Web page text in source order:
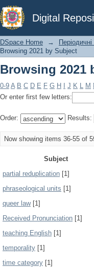
Digital
Browsing 2021
DSpace Home →
Browsing 2021 by Subject
Browsing 2021
0-9 A B C D E F G H J K L M
Or enter first few letters:
Order: Results:
Now showing items 36-55 of
Subject
partial reduplication [1]
phraseological units [1]
queer law[1]
Received Pronunciation [1]
teaching English [1]
temporality [1]
time category [1]